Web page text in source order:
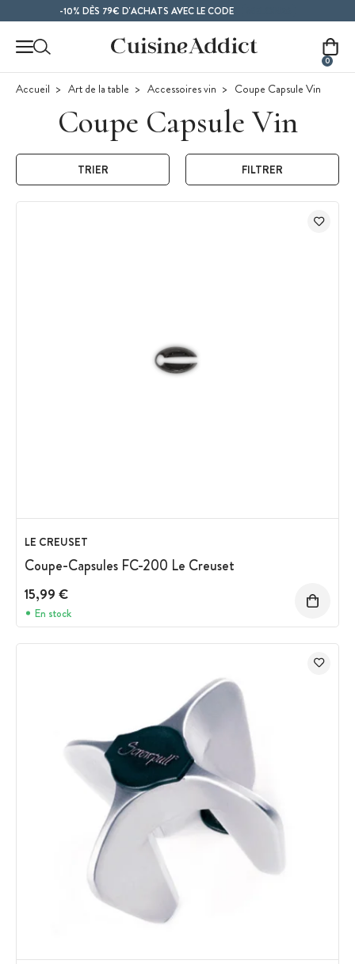
Contenu principal-10% DÈS 79€ D'ACHATS AVEC LE CODE
0
Accueil Art de la table Accessoires vin Coupe Capsule Vin
Coupe Capsule Vin
TRIER FILTRER
LE CREUSET
Coupe-Capsules FC-200 Le Creuset
15,99 €
En stock